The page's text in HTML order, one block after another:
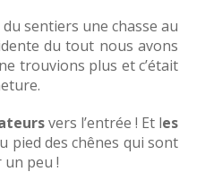
sentiers une chasse au
du tout nous avons
trouvions plus et c’était
vers l’entrée ! Et les
pied des chênes qui sont
peu !